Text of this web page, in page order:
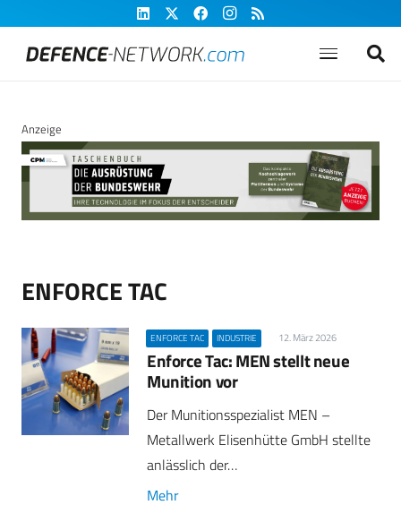
Anzeige
ENFORCE TAC
ENFORCE TAC INDUSTRIE 12. März 2026
Enforce Tac: MEN stellt neue
Munition vor
Der Munitionsspezialist MEN –
Metallwerk Elisenhütte GmbH stellte
anlässlich der…
Mehr